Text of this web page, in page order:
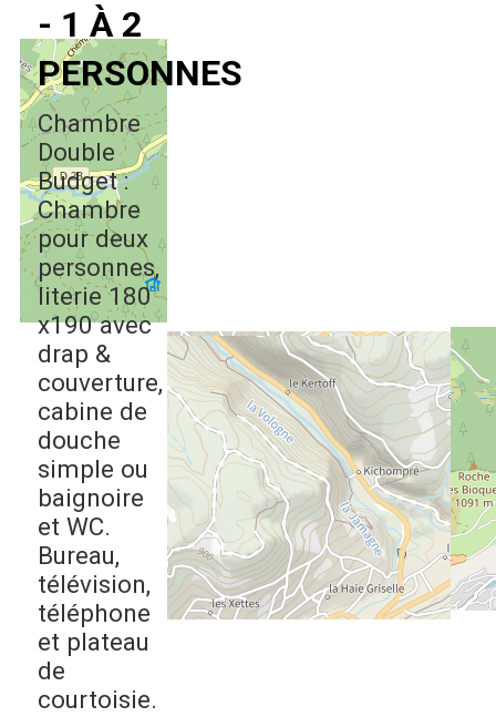
- 1 À 2
PERSONNES
Chambre
Double
Budget :
Chambre
pour deux
personnes,
literie 180
x190 avec
drap &
couverture,
cabine de
douche
simple ou
baignoire
et WC.
Bureau,
télévision,
téléphone
et plateau
de
courtoisie.